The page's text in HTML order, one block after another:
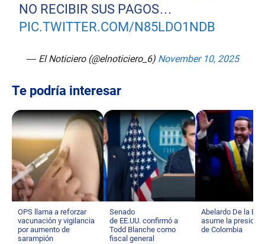
NO RECIBIR SUS PAGOS…
PIC.TWITTER.COM/N85LDO1NDB
— El Noticiero (@elnoticiero_6) November 10, 2025
Te podría interesar
OPS llama a reforzar
vacunación y vigilancia
por aumento de
sarampión
Senado
de EE.UU. confirmó a
Todd Blanche como
fiscal general
Abelardo De la
asume la
de Colombia